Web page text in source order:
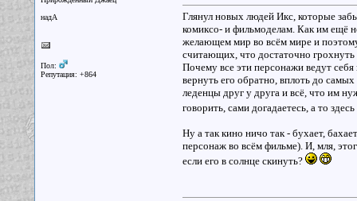
надА
Пол:
Репутация: +864
Глянул новых людей Икс, которые
комиксо- и фильмоделам. Как им ещё
желающем мир во всём мире и
считающих, что достаточно
Почему все эти персонажи ведут
вернуть его обратно, вплоть до
леденцы друг у друга и всё, что им
говорить, сами догадаетесь, а то
Ну а так кино ничо так - бухает,
персонаж во всём фильме). И, мля,
если его в солнце скинуть?